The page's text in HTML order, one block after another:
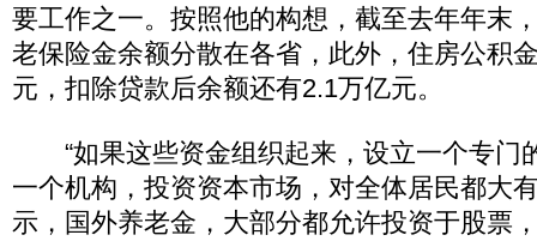
要工作之一。按照他的构想，截至去年年末
老保险金余额分散在各省，此外，住房公积
元，扣除贷款后余额还有2.1万亿元。
“如果这些资金组织起来，设立一个专门
一个机构，投资资本市场，对全体居民都大
示，国外养老金，大部分都允许投资于股票